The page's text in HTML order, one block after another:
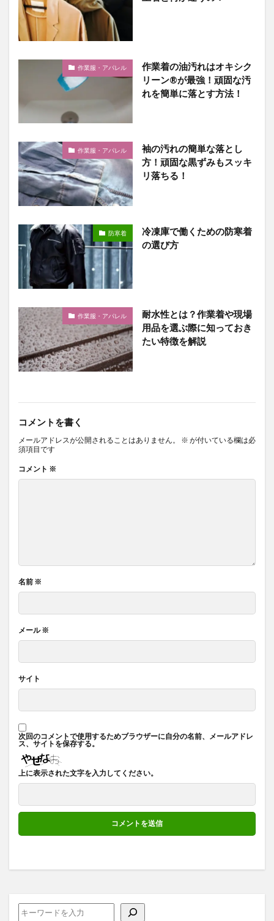
作業服・アパレル
作業着の油汚れはオキシク
リーン®が最強！頑固な汚
れを簡単に落とす方法！
作業服・アパレル
袖の汚れの簡単な落とし
方！頑固な黒ずみもスッキ
リ落ちる！
防寒着
冷凍庫で働くための防寒着
の選び方
作業服・アパレル
耐水性とは？作業着や現場
用品を選ぶ際に知っておき
たい特徴を解説
コメントを書く
メールアドレスが公開されることはありません。 ※ が付いている欄は必
須項目です
コメント ※
名前 ※
メール※
サイト
次回のコメントで使用するためブラウザーに自分の名前、メールアドレ
ス、サイトを保存する。
上に表示された文字を入力してください。